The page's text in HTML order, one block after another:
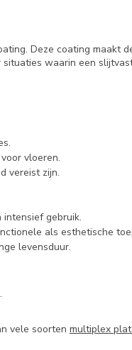
Deze coating maakt
waarin een
vloeren.
vereist zijn.
gebruik.
als esthetische
levensduur.
vele soorten multiplex